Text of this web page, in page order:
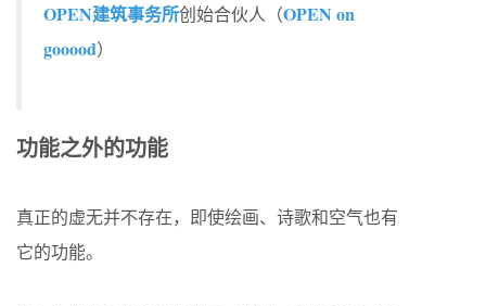
OPEN建筑事务所创始合伙人（OPEN on
gooood）
功能之外的功能
真正的虚无并不存在，即使绘画、诗歌和空气也有
它的功能。